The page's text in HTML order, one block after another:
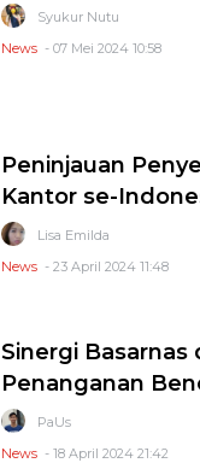
Syukur Nutu
News - 07 Mei 2024 10:58
Peninjauan
Kantor se-
Lisa Emilda
News - 23 April 2024 11:48
Sinergi
Penanganan
PaUs
News - 18 April 2024 21:42